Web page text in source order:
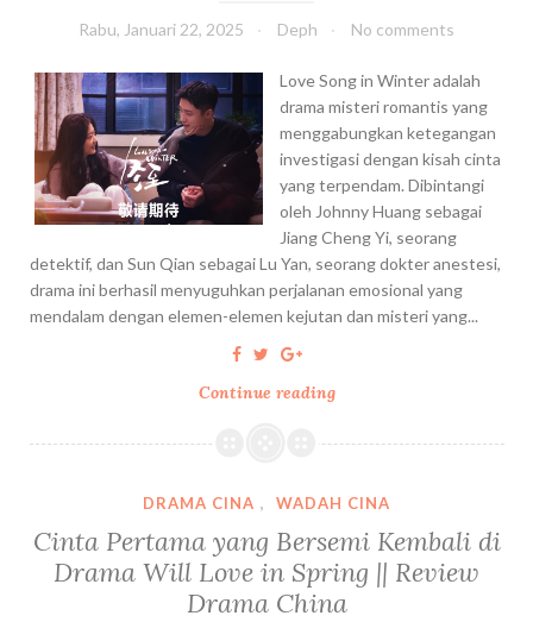
d
u
n
g
,
K
e
r
e
t
a
d
r
,
d
a
n
H
e
m
a
t
k
e
M
a
y
i
d
n
S
i
Rabu, Januari 22, 2025 Deph No comments
Love Song in Winter adalah
drama misteri romantis yang
menggabungkan ketegangan
investigasi dengan kisah cinta
yang terpendam. Dibintangi
oleh Johnny Huang sebagai
Jiang Cheng Yi, seorang
detektif, dan Sun Qian sebagai Lu Yan, seorang dokter anestesi,
drama ini berhasil menyuguhkan perjalanan emosional yang
mendalam dengan elemen-elemen kejutan dan misteri yang...
Continue readingC
n
a
a
n
M
DRAMA CINA , WADAH CINA
Cinta Pertama yang Bersemi Kembali di
Drama Will Love in Spring || Review
Drama China